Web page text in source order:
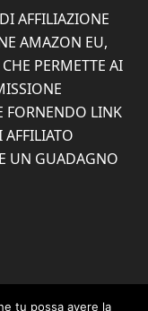
AFFILIAZIONE
AMAZON EU,
PERMETTE AI
FORNENDO LINK
UN GUADAGNO
tu possa avere la